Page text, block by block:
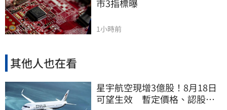
市3指標曝
1小時前
其他人也在看
星宇航空現增3億股！8月18日
可望生效 暫定價格、認股規